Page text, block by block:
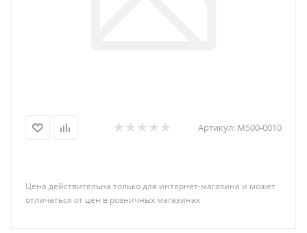
Артикул: M500-0010
Цена действительна только для интернет-магазина и может
отличаться от цен в розничных магазинах